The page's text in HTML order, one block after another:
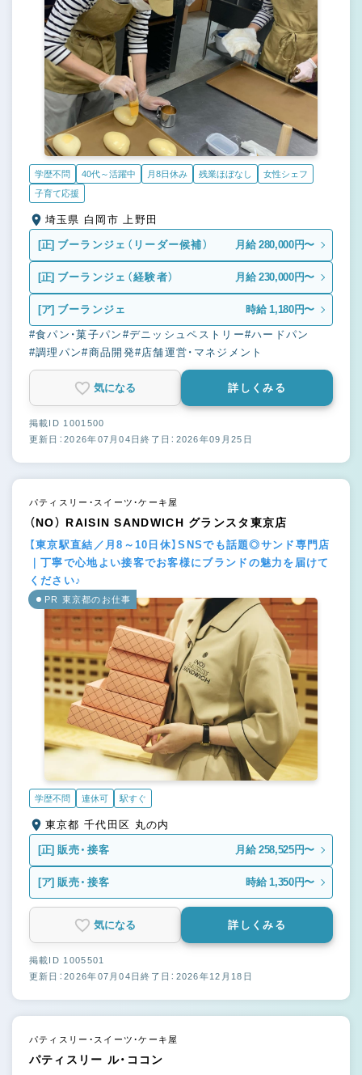
学歴不問 40代～活躍中 月8日休み 残業ほぼなし
女性シェフ
子育て応援
埼玉県 白岡市 上野田
[正] ブーランジェ（リーダー候補） 月給 280,000円〜
[正] ブーランジェ（経験者） 月給 230,000円〜
[ア] ブーランジェ 時給 1,180円〜
#食パン・菓子パン #デニッシュペストリー#ハードパン
#調理パン#商品開発#店舗運営・マネジメント
気になる 詳しくみる
掲載ID 1001500
更新日：2026年07月04日終了日：2026年09月25日
パティスリー・スイーツ・ケーキ屋
（NO） RAISIN SANDWICH グランスタ東京店
【東京駅直結／月8～10日休】SNSでも話題◎サンド専門店
｜丁寧で心地よい接客でお客様にブランドの魅力を届けて
ください♪
PR 東京都のお仕事
学歴不問 連休可 駅すぐ
東京都 千代田区 丸の内
[正] 販売・接客 月給 258,525円〜
[ア] 販売・接客 時給 1,350円〜
気になる 詳しくみる
掲載ID 1005501
更新日：2026年07月04日終了日：2026年12月18日
パティスリー・スイーツ・ケーキ屋
パティスリー ル・ココン